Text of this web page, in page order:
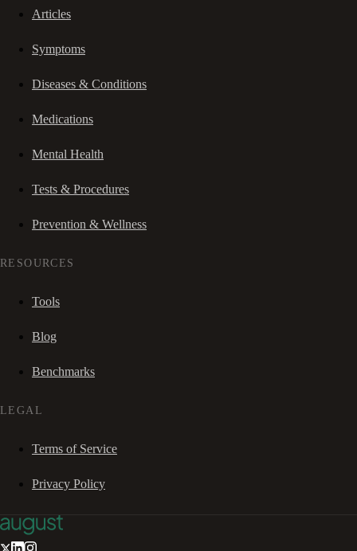
Articles
Symptoms
Diseases & Conditions
Medications
Mental Health
Tests & Procedures
Prevention & Wellness
RESOURCES
Tools
Blog
Benchmarks
LEGAL
Terms of Service
Privacy Policy